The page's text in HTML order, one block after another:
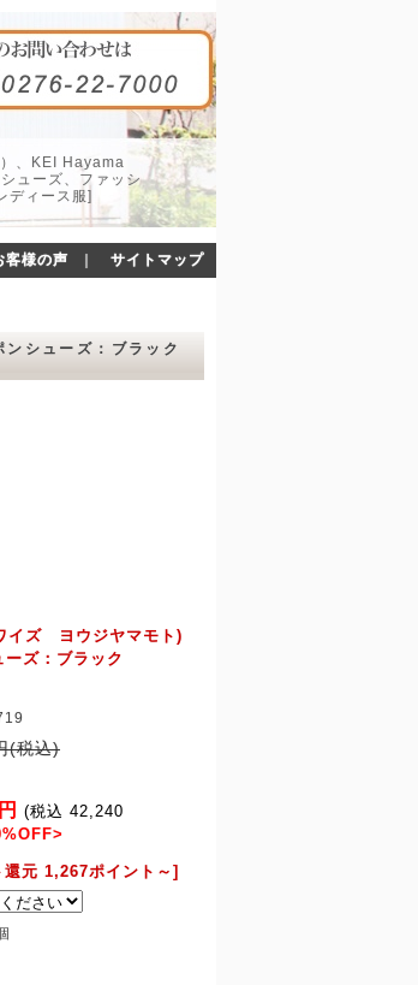
、KEI Hayama
ューズ、ファッシ
ディース服]
客様の声 サイトマップ
シューズ：ブラック
イズ ヨウジヤマモト)
ズ：ブラック
(税込)
(税込 42,240
還元 1,267ポイント～]